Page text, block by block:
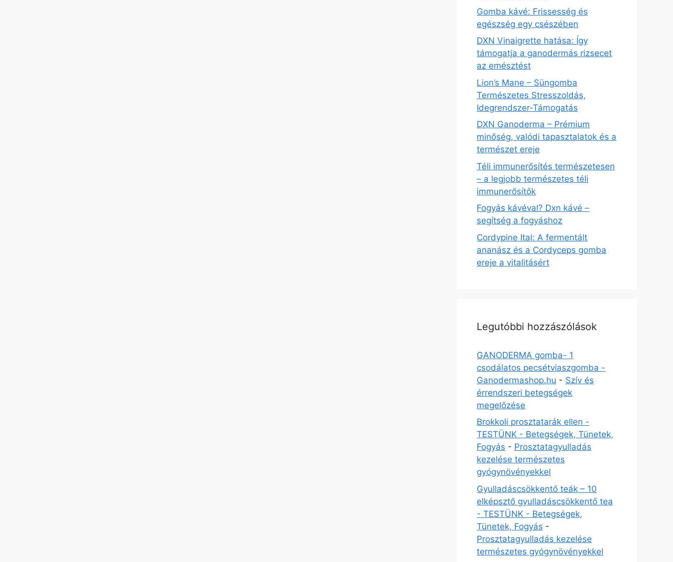
Gomba kávé: Frissesség és
egészség egy csészében
DXN Vinaigrette hatása: Így
támogatja a ganodermás rizsecet
az emésztést
Lion’s Mane – Süngomba
Természetes Stresszoldás,
Idegrendszer‑Támogatás
DXN Ganoderma – Prémium
minőség, valódi tapasztalatok és a
természet ereje
Téli immunerősítés természetesen
– a legjobb természetes téli
immunerősítők
Fogyás kávéval? Dxn kávé –
segítség a fogyáshoz
Cordypine Ital: A fermentált
ananász és a Cordyceps gomba
ereje a vitalitásért
Legutóbbi hozzászólások
GANODERMA gomba- 1
csodálatos pecsétviaszgomba -
Ganodermashop.hu - Szív és
érrendszeri betegségek
megelőzése
Brokkoli prosztatarák ellen -
TESTÜNK - Betegségek, Tünetek,
Fogyás - Prosztatagyulladás
kezelése természetes
gyógynövényekkel
Gyulladáscsökkentő teák – 10
elképsztő gyulladáscsökkentő tea
- TESTÜNK - Betegségek,
Tünetek, Fogyás -
Prosztatagyulladás kezelése
természetes gyógynövényekkel